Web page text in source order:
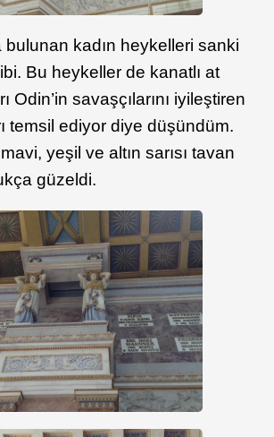
bulunan kadın heykelleri sanki
Bu heykeller de kanatlı at
Odin’in savaşçılarını iyileştiren
temsil ediyor diye düşündüm.
mavi, yeşil ve altın sarısı tavan
güzeldi.